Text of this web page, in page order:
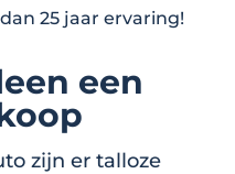
25 jaar ervaring!
een
zijn er talloze